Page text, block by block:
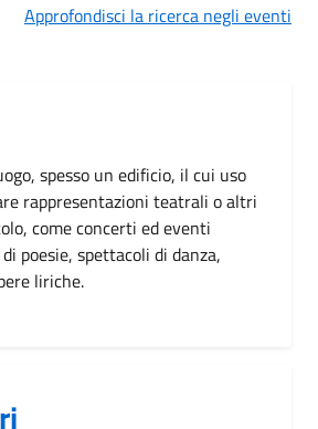
Approfondisci la ricerca negli eventi
spesso un edificio, il cui uso
rappresentazioni teatrali o altri
come concerti ed eventi
poesie, spettacoli di danza,
liriche.